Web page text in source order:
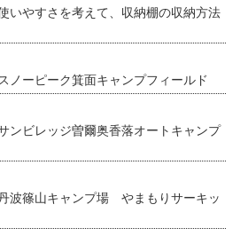
いやすさを考えて、収納棚の収納方法
ノーピーク箕面キャンプフィールド
ンビレッジ曽爾奥香落オートキャンプ
波篠山キャンプ場 やまもりサーキッ